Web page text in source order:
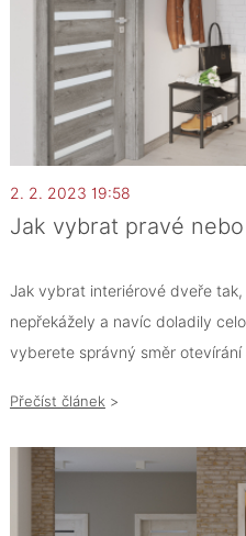
2. 2. 2023 19:58
Jak vybrat pravé
Jak vybrat interiérové dveře
nepřekážely a navíc doladily
vyberete správný směr
Přečíst článek >